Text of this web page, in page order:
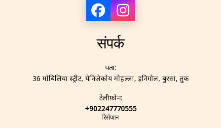
संपर्क
पता:
36 मोबिलिया स्ट्रीट, येनिजेकोय मोहल्ला, इनिगोल, बुरसा, तुर्की
टेलीफ़ोन:
+902247770555
रिसेप्शन